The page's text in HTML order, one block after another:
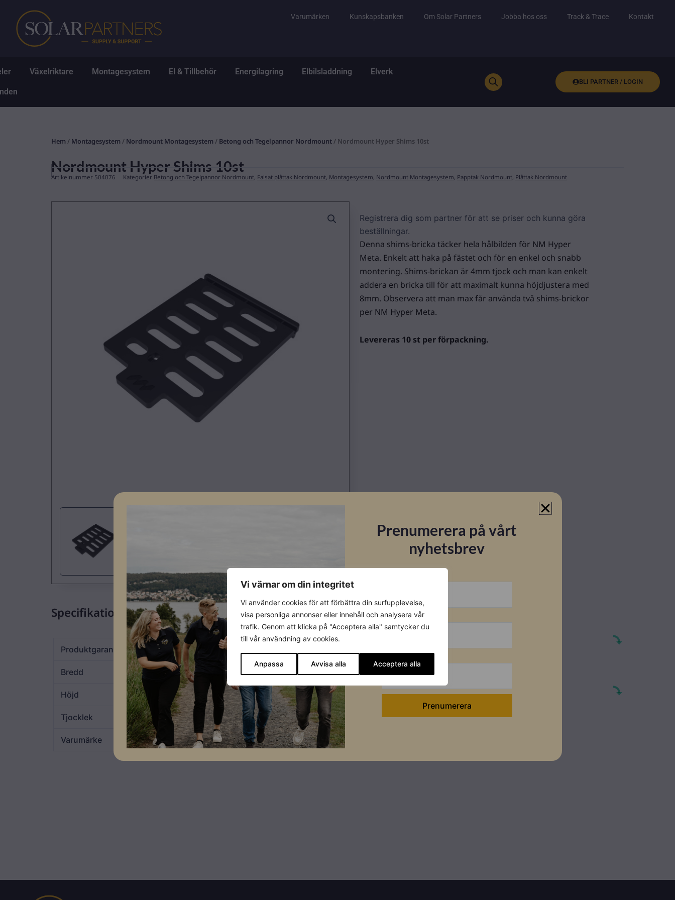
Vi värnar om din integritet
Vi använder cookies för att förbättra din surfupplevelse,
visa personliga annonser eller innehåll och analysera vår
trafik. Genom att klicka på "Acceptera alla" samtycker du
till vår användning av cookies.
Anpassa Avvisa alla Acceptera alla
innehåll
Varumärken Kunskapsbanken Om Solar Partners Jobba hos oss Track & Trace Kontakt
Öppna Solpaneler
Växelriktare Öppna Växelriktare
Montagesystem Öppna Montagesystem
El & Tillbehör Öppna El & Tillbehör
Energilagring Öppna Energilagring
Elbilsladdning Öppna Elbilsladdning
Elverk
BLI PARTNER / LOGIN
Hem / Montagesystem / Nordmount Montagesystem / Betong och Tegelpannor Nordmount/ Nordmount Hyper Shims 10st
Nordmount Hyper Shims 10st
Artikelnummer 504076 Kategorier Betong och Tegelpannor Nordmount Falsat plåttak Nordmount Montagesystem Nordmount Montagesystem Papptak Nordmount Plåttak Nordmount
Registrera dig som partner för att se priser och kunna göra
beställningar.
Denna shims-bricka täcker hela hålbilden för NM Hyper
Meta. Enkelt att haka på fästet och för en enkel och snabb
montering. Shims-brickan är 4mm tjock och man kan enkelt
addera en bricka till för att maximalt kunna höjdjustera med
8mm. Observera att man max får använda två shims-brickor
per NM Hyper Meta.
Levereras 10 st per förpackning.
Specifikationer
Produktgaranti 30 år
Bredd 70 mm
Höjd 88 mm
Tjocklek 4 mm
Varumärke Nordmount
Datablad
Garantibevis
Ladda ner
Prenumerera på vårt
nyhetsbrev
Förnamn
Efternamn